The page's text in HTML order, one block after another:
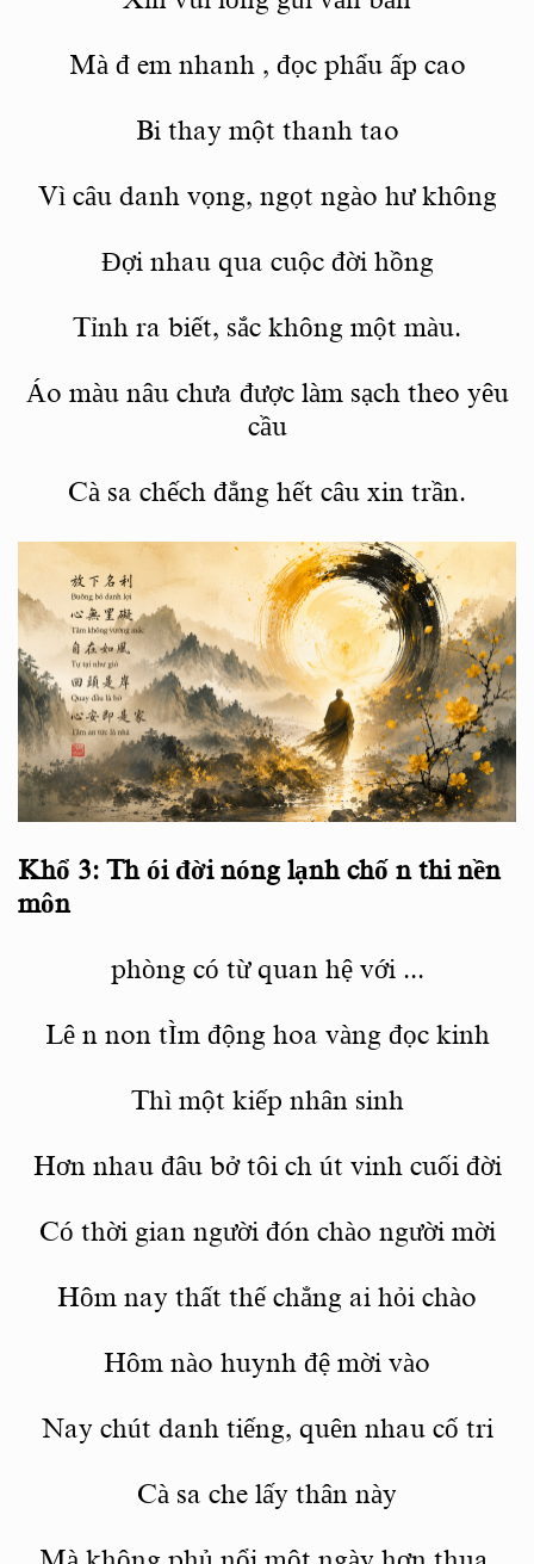
Mà đ em nhanh , đọc phẩu ấp cao
Bi thay một thanh tao
Vì câu danh vọng, ngọt ngào hư không
Đợi nhau qua cuộc đời hồng
Tỉnh ra biết, sắc không một màu.
Áo màu nâu chưa được làm sạch theo yêu
cầu
Cà sa chếch đẳng hết câu xin trần.
Khổ 3: Th ói đời nóng lạnh chố n thi nền
môn
phòng có từ quan hệ với ...
Lê n non tÌm động hoa vàng đọc kinh
Thì một kiếp nhân sinh
Hơn nhau đâu bở tôi ch út vinh cuối đời
Có thời gian người đón chào người mời
Hôm nay thất thế chẳng ai hỏi chào
Hôm nào huynh đệ mời vào
Nay chút danh tiếng, quên nhau cố tri
Cà sa che lấy thân này